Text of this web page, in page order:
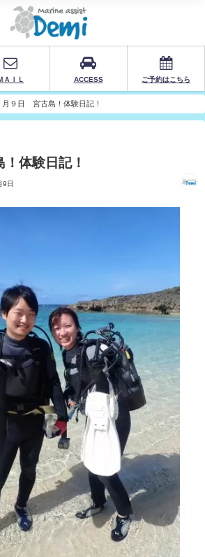
ＡＩＬ ACCESS ご予約はこちら
月９日 宮古島！体験日記！
体験日記！
9日